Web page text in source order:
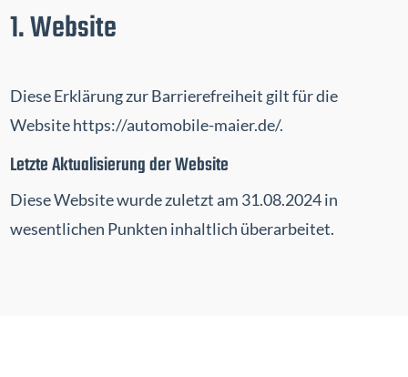
1. Website
Diese Erklärung zur Barrierefreiheit gilt für die
Websitehttps://automobile-maier.de/.
Letzte Aktualisierung der Website
Diese Website wurde zuletzt am 31.08.2024 in
wesentlichen Punkten inhaltlich überarbeitet.